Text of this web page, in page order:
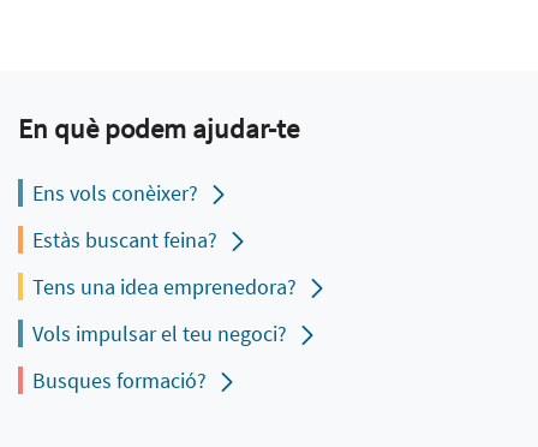
En què podem ajudar-te
Ens vols conèixer?
Estàs buscant feina?
Tens una idea emprenedora?
Vols impulsar el teu negoci?
Busques formació?